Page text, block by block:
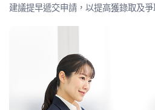
建議提早遞交申請，以提高獲錄取及爭